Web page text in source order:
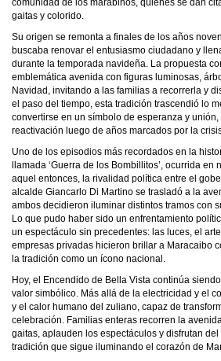
comunidad de los marabinos, quienes se dan
gaitas y colorido.
Su origen se remonta a finales de los años
buscaba renovar el entusiasmo ciudadano y
durante la temporada navideña. La propuesta
emblemática avenida con figuras luminosas,
Navidad, invitando a las familias a recorrerla y
el paso del tiempo, esta tradición trascendió lo
convertirse en un símbolo de esperanza y
reactivación luego de años marcados por la
Uno de los episodios más recordados en la
llamada ‘Guerra de los Bombillitos’, ocurrida en
aquel entonces, la rivalidad política entre el
alcalde Giancarlo Di Martino se trasladó a la
ambos decidieron iluminar distintos tramos con
Lo que pudo haber sido un enfrentamiento
un espectáculo sin precedentes: las luces, el
empresas privadas hicieron brillar a Maracaibo
la tradición como un ícono nacional.
Hoy, el Encendido de Bella Vista continúa
valor simbólico. Más allá de la electricidad y el
y el calor humano del zuliano, capaz de
celebración. Familias enteras recorren la
gaitas, aplauden los espectáculos y disfrutan
tradición que sigue iluminando el corazón de